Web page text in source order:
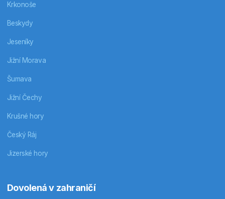
Krkonoše
Beskydy
Jeseníky
Jižní Morava
Šumava
Jižní Čechy
Krušné hory
Český Ráj
Jizerské hory
Dovolená v zahraničí